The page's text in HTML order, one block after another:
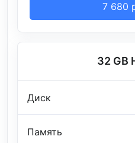
7 680
32 GB
Диск
Память